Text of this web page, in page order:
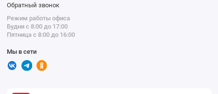
Обратный звонок
Режим работы офиса
Будни с 8:00 до 17:00
Пятница с 8:00 до 16:00
Мы в сети